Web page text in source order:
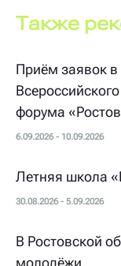
Также
Приём заявок в
форума
6.09.2026 - 10.09.2026
Летняя школа
30.08.2026 - 5.09.2026
В Ростовской
молодёжи